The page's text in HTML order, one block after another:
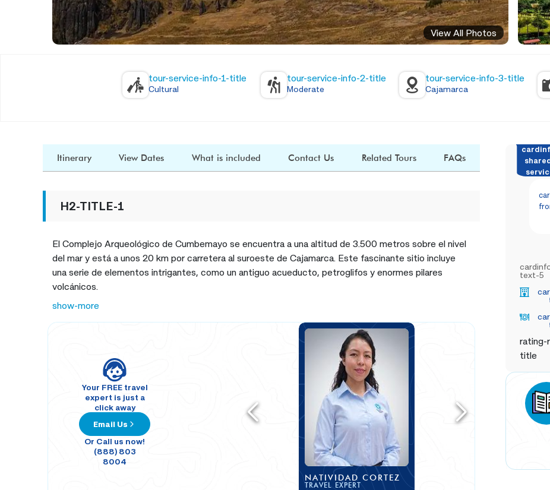
View All Photos
tour-service-info-1-title
Cultural
tour-service-info-2-title
Moderate
tour-service-info-3-title
Cajamarca
text-5
rating-
title
Itinerary View Dates What is included Contact Us Related Tours FAQs
H2-TITLE-1
El Complejo Arqueológico de Cumbemayo se encuentra a una altitud de 3.500 metros sobre el nivel
del mar y está a unos 20 km por carretera al suroeste de Cajamarca. Este fascinante sitio incluye
una serie de elementos intrigantes, como un antiguo acueducto, petroglifos y enormes pilares
volcánicos.
show-more
Your FREE travel
expert is just a
click away
Email Us
Or Call us now!
(888) 803
8004
NATIVIDAD CORTEZ
TRAVEL EXPERT